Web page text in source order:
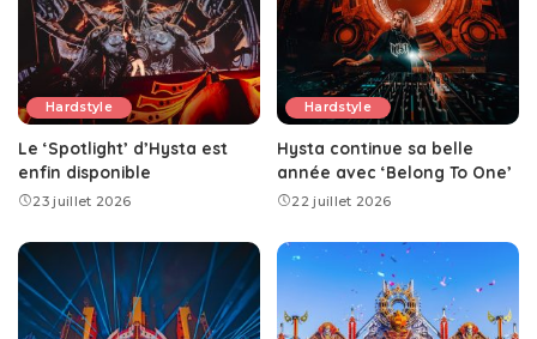
Hardstyle
Le ‘Spotlight’ d’Hysta est
enfin disponible
23 juillet 2026
Hardstyle
Hysta continue sa belle
année avec ‘Belong To One’
22 juillet 2026